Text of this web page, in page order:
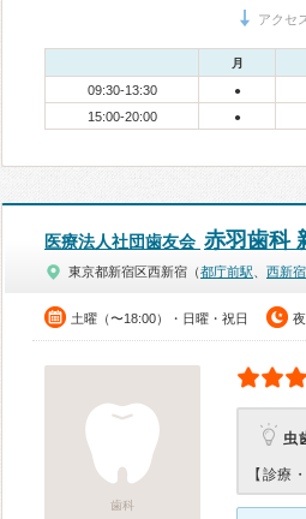
アクセ
月
09:30-13:30 ●
15:00-20:00
●
医療法人社団歯友会 赤羽歯科
東京都新宿区西新宿（都庁前駅 西新
土曜（〜18:00）・日曜・祝日
歯科
虫
【診療